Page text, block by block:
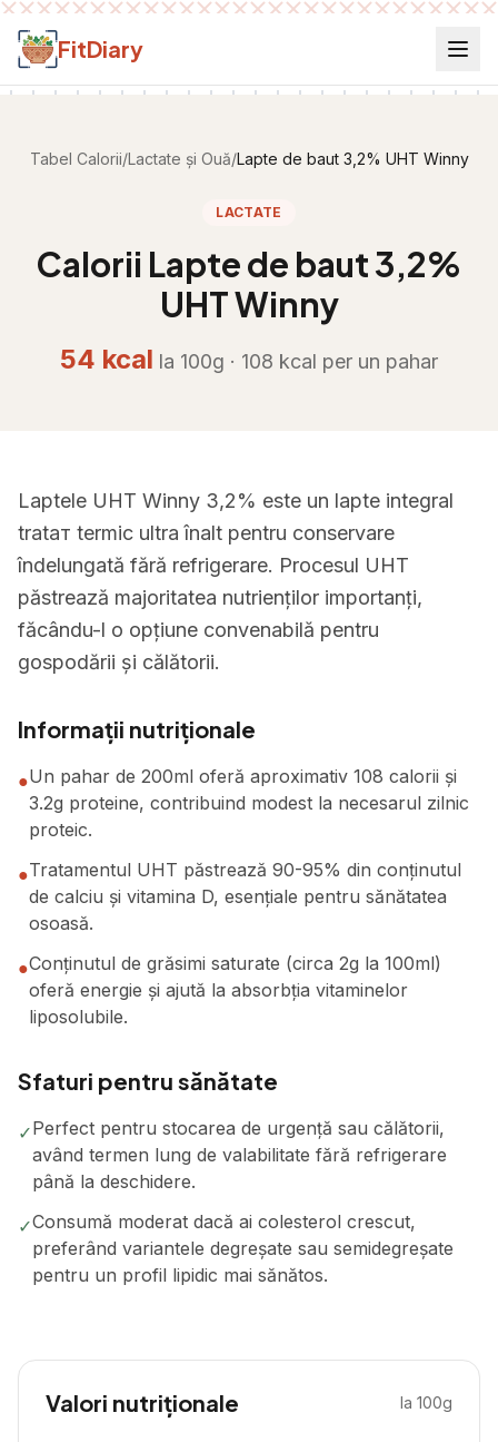
Salt la conținut
FitDiary
Tabel Calorii/Lactate și Ouă/Lapte de baut 3,2% UHT Winny
LACTATE
Calorii Lapte de baut 3,2%
UHT Winny
54 kcal la 100g · 108 kcal per un pahar
Laptele UHT Winny 3,2% este un lapte integral
tratат termic ultra înalt pentru conservare
îndelungată fără refrigerare. Procesul UHT
păstrează majoritatea nutrienților importanți,
făcându-l o opțiune convenabilă pentru
gospodării și călătorii.
Informații nutriționale
●Un pahar de 200ml oferă aproximativ 108 calorii și
3.2g proteine, contribuind modest la necesarul zilnic
proteic.
●Tratamentul UHT păstrează 90-95% din conținutul
de calciu și vitamina D, esențiale pentru sănătatea
osoasă.
●Conținutul de grăsimi saturate (circa 2g la 100ml)
oferă energie și ajută la absorbția vitaminelor
liposolubile.
Sfaturi pentru sănătate
✓Perfect pentru stocarea de urgență sau călătorii,
având termen lung de valabilitate fără refrigerare
până la deschidere.
✓Consumă moderat dacă ai colesterol crescut,
preferând variantele degreșate sau semidegreșate
pentru un profil lipidic mai sănătos.
Valori nutriționale la 100g